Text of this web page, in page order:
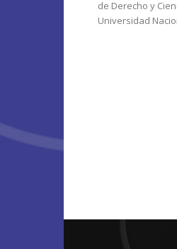
de Derecho y
Universidad